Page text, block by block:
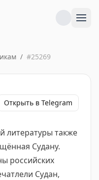
/ #25269
Открыть в Telegram
литературы также
Судану.
российских
Судан,